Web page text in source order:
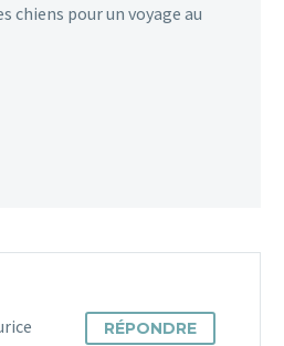
chiens pour un voyage au
RÉPONDRE